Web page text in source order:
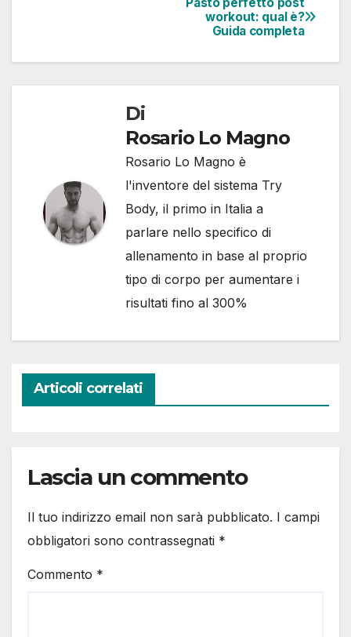
workout: qual è?
Guida completa
Di
Rosario Lo Magno
Rosario Lo Magno è
l'inventore del sistema Try
Body, il primo in Italia a
parlare nello specifico di
allenamento in base al proprio
tipo di corpo per aumentare i
risultati fino al 300%
Articoli correlati
Lascia un commento
Il tuo indirizzo email non sarà pubblicato. I campi
obbligatori sono contrassegnati *
Commento *